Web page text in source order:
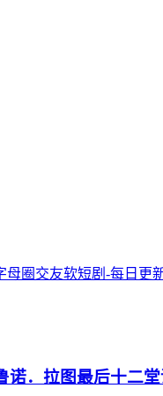
母圈交友软短剧-每日更
诺．拉图最后十二